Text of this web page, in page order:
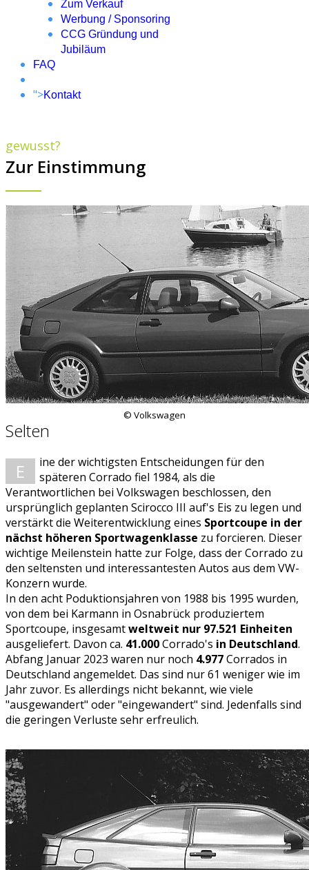
Zum Verkauf
Werbung / Sponsoring
CCG Gründung und
Jubiläum
FAQ
">Kontakt
gewusst?
Zur Einstimmung
© Volkswagen
Selten
E
ine der wichtigsten Entscheidungen für den
späteren Corrado fiel 1984, als die
Verantwortlichen bei Volkswagen beschlossen, den
ursprünglich geplanten Scirocco III auf's Eis zu legen und
verstärkt die Weiterentwicklung eines Sportcoupe in der
nächst höheren Sportwagenklasse zu forcieren. Dieser
wichtige Meilenstein hatte zur Folge, dass der Corrado zu
den seltensten und interessantesten Autos aus dem VW-
Konzern wurde.
In den acht Poduktionsjahren von 1988 bis 1995 wurden,
von dem bei Karmann in Osnabrück produziertem
Sportcoupe, insgesamtweltweit nur 97.521 Einheiten
ausgeliefert. Davon ca. 41.000Corrado's in Deutschland.
Abfang Januar 2023 waren nur noch 4.977Corrados in
Deutschland angemeldet. Das sind nur 61 weniger wie im
Jahr zuvor. Es allerdings nicht bekannt, wie viele
"ausgewandert" oder "eingewandert" sind. Jedenfalls sind
die geringen Verluste sehr erfreulich.